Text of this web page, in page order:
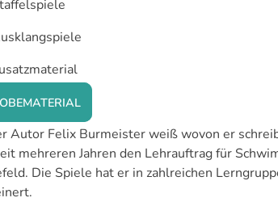
Autor Felix Burmeister weiß wovon er
mehreren Jahren den Lehrauftrag für
Die Spiele hat er in zahlreichen